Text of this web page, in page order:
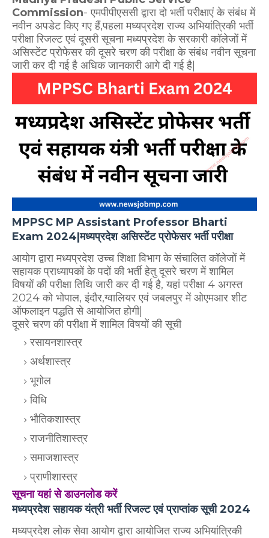
Commission- एमपीपीएससी द्वारा दो भर्ती परीक्षाएं के संबंध में
नवीन अपडेट किए गए हैं,पहला मध्यप्रदेश राज्य अभियांत्रिकी भर्ती
परीक्षा रिजल्ट एवं दूसरी सूचना मध्यप्रदेश के सरकारी कॉलेजों में
असिस्टेंट प्रोफेसर की दूसरे चरण की परीक्षा के संबंध नवीन सूचना
जारी कर दी गई है अधिक जानकारी आगे दी गई है|
MPPSC MP Assistant Professor Bharti
Exam 2024|मध्यप्रदेश असिस्टेंट प्रोफेसर भर्ती परीक्षा
आयोग द्वारा मध्यप्रदेश उच्च शिक्षा विभाग के संचालित कॉलेजों में
सहायक प्राध्यापकों के पदों की भर्ती हेतु दूसरे चरण में शामिल
विषयों की परीक्षा तिथि जारी कर दी गई है, यहां परीक्षा 4 अगस्त
2024 को भोपाल, इंदौर,ग्वालियर एवं जबलपुर में ओएमआर शीट
ऑफलाइन पद्धति से आयोजित होगी|
दूसरे चरण की परीक्षा में शामिल विषयों की सूची
रसायनशास्त्र
अर्थशास्त्र
भूगोल
विधि
भौतिकशास्त्र
राजनीतिशास्त्र
समाजशास्त्र
प्राणीशास्त्र
सूचना यहां से डाउनलोड करें
मध्यप्रदेश सहायक यंत्री भर्ती रिजल्ट एवं प्राप्तांक सूची 2024
मध्यप्रदेश लोक सेवा आयोग द्वारा आयोजित राज्य अभियांत्रिकी